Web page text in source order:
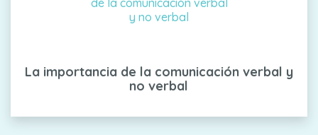
La importancia de la comunicación verbal y
no verbal